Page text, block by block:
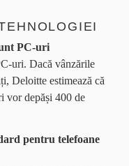
PC-uri
uri. Dacă vânzările
Deloitte estimează că
vor depăși 400 de
pentru telefoane